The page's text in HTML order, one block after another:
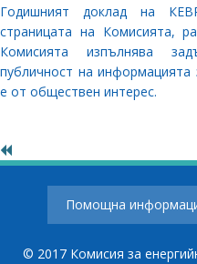
Годишният доклад на
страницата на Комисията,
Комисията изпълнява
публичност на информацията
е от обществен интерес.
Помощна
© 2017 Комисия за